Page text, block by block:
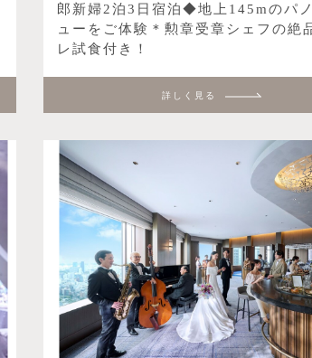
郎新婦2泊3日宿泊◆地上145mのパ
ューをご体験＊勲章受章シェフの絶
レ試食付き！
詳しく見る